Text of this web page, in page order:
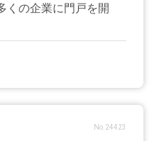
くの企業に門戸を開
No.24423